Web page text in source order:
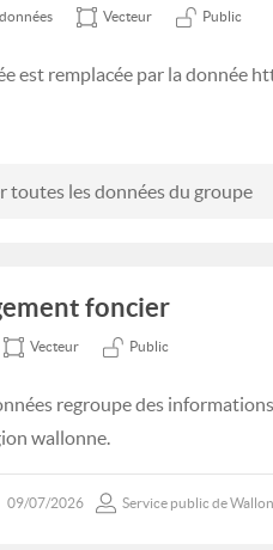
Vecteur Public
est remplacée par la donnée
toutes les données du groupe
foncier
Vecteur Public
regroupe des
wallonne.
09/07/2026 Service public de